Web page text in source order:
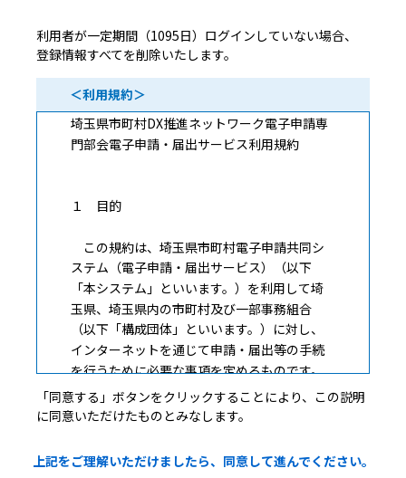
利用者が一定期間（1095日）ログインしていない場合、
登録情報すべてを削除いたします。
＜利用規約＞
埼玉県市町村DX推進ネットワーク電子申請専
門部会電子申請・届出サービス利用規約
１ 目的
この規約は、埼玉県市町村電子申請共同シ
ステム（電子申請・届出サービス）（以下
「本システム」といいます。）を利用して埼
玉県、埼玉県内の市町村及び一部事務組合
（以下「構成団体」といいます。）に対し、
インターネットを通じて申請・届出等の手続
を行うために必要な事項を定めるものです。
本システムを利用して申請・届出等手続を
「同意する」ボタンをクリックすることにより、この説明
に同意いただけたものとみなします。
上記をご理解いただけましたら、同意して進んでください。